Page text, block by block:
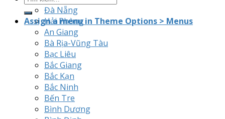
Đà Nẵng
Hải Phòng
An Giang
Bà Rịa-Vũng Tàu
Bạc Liêu
Bắc Giang
Bắc Kạn
Bắc Ninh
Bến Tre
Bình Dương
Assign a menu in Theme Options > Menus